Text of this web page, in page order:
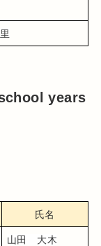
years
氏名
山田　大木